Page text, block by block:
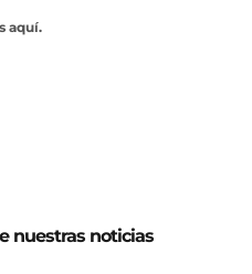
aquí.
nuestras noticias